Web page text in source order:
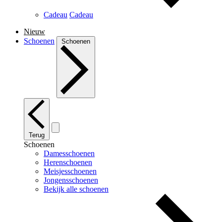
Cadeau Cadeau
Nieuw
Schoenen
Schoenen
Terug
Schoenen
Damesschoenen
Herenschoenen
Meisjesschoenen
Jongensschoenen
Bekijk alle schoenen